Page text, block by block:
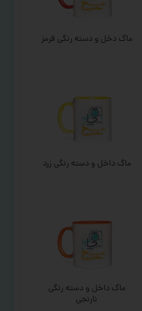
ماگ دخل و دسته رنگی قرمز
ماگ داخل و دسته رنگی زرد
ماگ داخل و دسته رنگی
نارنجی